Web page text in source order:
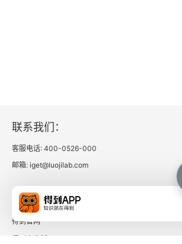
联系我们：
客服电话: 400-0526-000
邮箱: iget@luojilab.com
相关链接：
得到官网